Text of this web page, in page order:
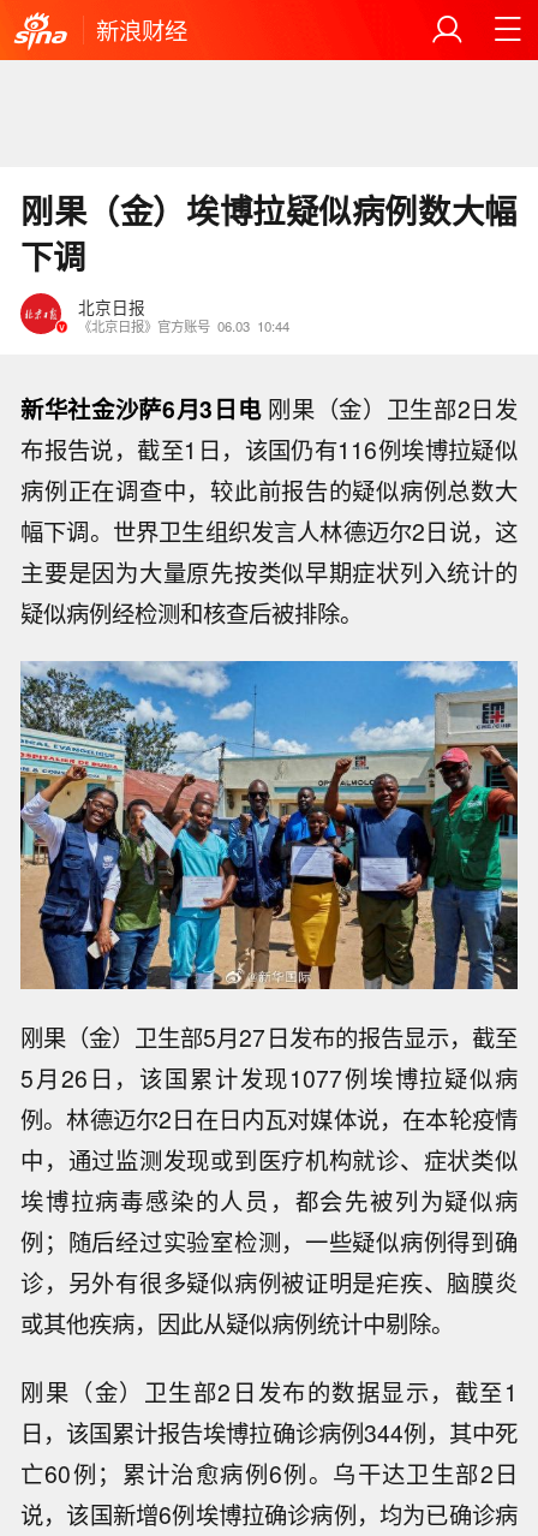
新浪财经
刚果（金）埃博拉疑似病例数大幅
下调
北京日报
《北京日报》官方账号 06.03 10:44
新华社金沙萨6月3日电 刚果（金）卫生部2日发
布报告说，截至1日，该国仍有116例埃博拉疑似
病例正在调查中，较此前报告的疑似病例总数大
幅下调。世界卫生组织发言人林德迈尔2日说，这
主要是因为大量原先按类似早期症状列入统计的
疑似病例经检测和核查后被排除。
刚果（金）卫生部5月27日发布的报告显示，截至
5月26日，该国累计发现1077例埃博拉疑似病
例。林德迈尔2日在日内瓦对媒体说，在本轮疫情
中，通过监测发现或到医疗机构就诊、症状类似
埃博拉病毒感染的人员，都会先被列为疑似病
例；随后经过实验室检测，一些疑似病例得到确
诊，另外有很多疑似病例被证明是疟疾、脑膜炎
或其他疾病，因此从疑似病例统计中剔除。
刚果（金）卫生部2日发布的数据显示，截至1
日，该国累计报告埃博拉确诊病例344例，其中死
亡60例；累计治愈病例6例。乌干达卫生部2日
说，该国新增6例埃博拉确诊病例，均为已确诊病